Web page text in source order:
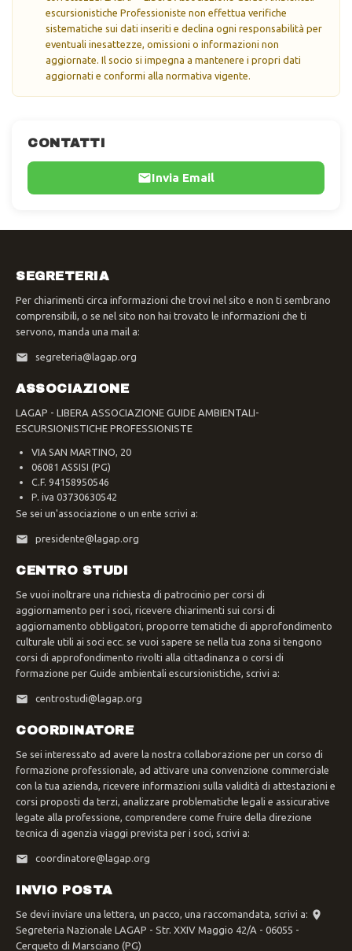
CONTATTI
Invia Email
escursionistiche Professioniste non effettua verifiche
sistematiche sui dati inseriti e declina ogni responsabilità per
eventuali inesattezze, omissioni o informazioni non
aggiornate. Il socio si impegna a mantenere i propri dati
aggiornati e conformi alla normativa vigente.
SEGRETERIA
Per chiarimenti circa informazioni che trovi nel sito e non ti sembrano
comprensibili, o se nel sito non hai trovato le informazioni che ti
servono, manda una mail a:
segreteria@lagap.org
ASSOCIAZIONE
LAGAP - LIBERA ASSOCIAZIONE GUIDE AMBIENTALI-
ESCURSIONISTICHE PROFESSIONISTE
VIA SAN MARTINO, 20
06081 ASSISI (PG)
C.F. 94158950546
P. iva 03730630542
Se sei un'associazione o un ente scrivi a:
presidente@lagap.org
CENTRO STUDI
Se vuoi inoltrare una richiesta di patrocinio per corsi di
aggiornamento per i soci, ricevere chiarimenti sui corsi di
aggiornamento obbligatori, proporre tematiche di approfondimento
culturale utili ai soci ecc. se vuoi sapere se nella tua zona si tengono
corsi di approfondimento rivolti alla cittadinanza o corsi di
formazione per Guide ambientali escursionistiche, scrivi a:
centrostudi@lagap.org
COORDINATORE
Se sei interessato ad avere la nostra collaborazione per un corso di
formazione professionale, ad attivare una convenzione commerciale
con la tua azienda, ricevere informazioni sulla validità di attestazioni e
corsi proposti da terzi, analizzare problematiche legali e assicurative
legate alla professione, comprendere come fruire della direzione
tecnica di agenzia viaggi prevista per i soci, scrivi a:
coordinatore@lagap.org
INVIO POSTA
Se devi inviare una lettera, un pacco, una raccomandata, scrivi a:
Segreteria Nazionale LAGAP - Str. XXIV Maggio 42/A - 06055 -
Cerqueto di Marsciano (PG)